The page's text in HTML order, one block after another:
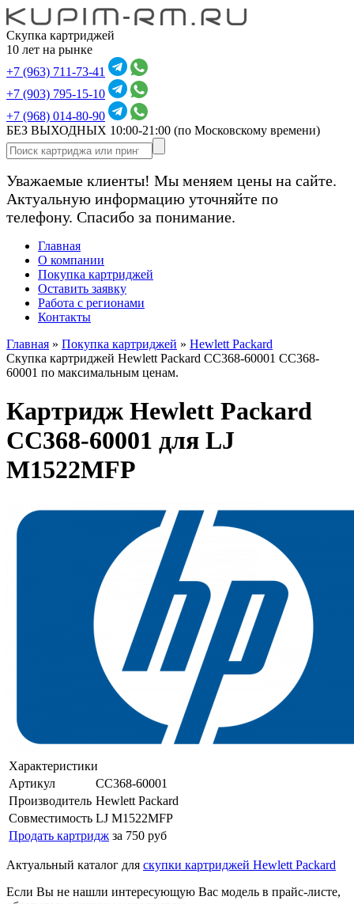
Скупка картриджей
10 лет на рынке
+7 (963) 711-73-41
+7 (903) 795-15-10
+7 (968) 014-80-90
БЕЗ ВЫХОДНЫХ 10:00-21:00 (по Московскому времени)
Уважаемые клиенты! Мы меняем цены на сайте.
Актуальную информацию уточняйте по
телефону. Спасибо за понимание.
Главная
О компании
Покупка картриджей
Оставить заявку
Работа с регионами
Контакты
Главная » Покупка картриджей » Hewlett Packard
Скупка картриджей Hewlett Packard CC368-60001 CC368-
60001 по максимальным ценам.
Картридж Hewlett Packard
CC368-60001 для LJ
M1522MFP
Характеристики
Артикул
CC368-60001
Производитель Hewlett Packard
Совместимость LJ M1522MFP
Продать картридж за 750 руб
Актуальный каталог для скупки картриджей Hewlett Packard
Если Вы не нашли интересующую Вас модель в прайс-листе,